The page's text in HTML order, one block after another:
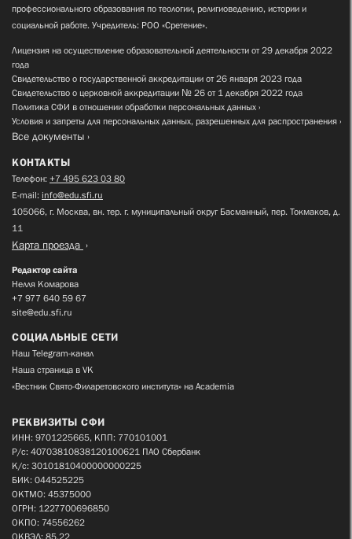
профессионального образования по теологии, религиоведению, истории и
социальной работе. Учредитель: РОО «Сретение».
Лицензия на осуществление образовательной деятельности от 29 декабря 2022
года
Свидетельство о государственной аккредитации от 26 января 2023 года
Свидетельство о церковной аккредитации № 26 от 1 декабря 2022 года
Политика СФИ в отношении обработки персональных данных
Условия и запреты для персональных данных, разрешенных для распространения
Все документы
КОНТАКТЫ
Телефон: +7 495 623 03 80
E-mail: info@edu.sfi.ru
105066, г. Москва, вн. тер. г. муниципальный округ Басманный, пер. Токмаков, д.
11
Карта проезда
Редактор сайта
Нелля Комарова
+7 977 640 59 67
site@edu.sfi.ru
СОЦИАЛЬНЫЕ СЕТИ
Наш Telegram-канал
Наша страница в VK
«Вестник Свято-Филаретовского института» на Academia
РЕКВИЗИТЫ СФИ
ИНН: 9701225665, КПП: 770101001
Р/с: 40703810838120100621 ПАО Сбербанк
К/с: 30101810400000000225
БИК: 044525225
ОКТМО: 45375000
ОГРН: 1227700696850
ОКПО: 74556262
ОКВЭД: 85.22